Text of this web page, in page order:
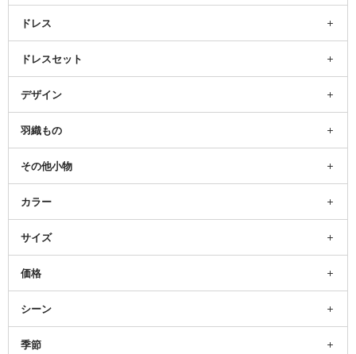
ドレス
ドレスセット
デザイン
羽織もの
その他小物
カラー
サイズ
価格
シーン
季節